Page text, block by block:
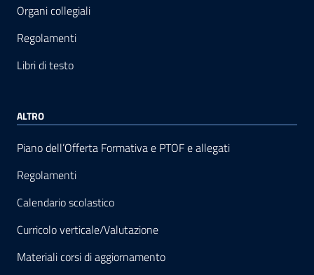
Organi collegiali
Regolamenti
Libri di testo
ALTRO
Piano dell’Offerta Formativa e PTOF e allegati
Regolamenti
Calendario scolastico
Curricolo verticale/Valutazione
Materiali corsi di aggiornamento